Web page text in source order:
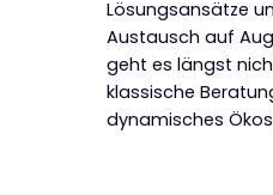
Lösungsansätze
Austausch auf
geht es längst
klassische
dynamisches